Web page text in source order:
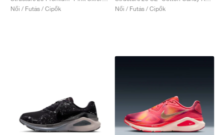
Női / Futás / Cipők
Női / Futás / Cipők